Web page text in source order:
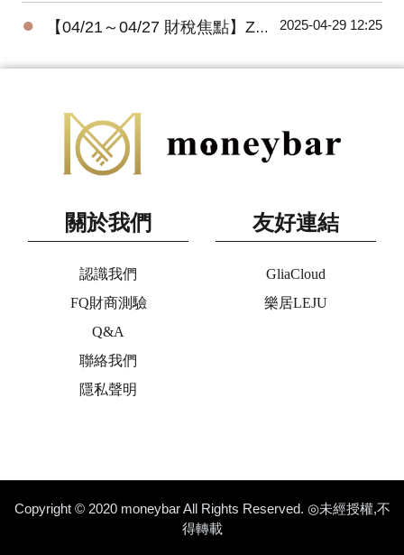
● 【04/21～04/27 財稅焦點】Zappos執行長謝家華喪生四年 爆出神秘遺囑 2025-04-29 12:25
關於我們
認識我們
FQ財商測驗
Q&A
聯絡我們
隱私聲明
友好連結
GliaCloud
樂居LEJU
Copyright © 2020 moneybar All Rights Reserved. ◎未經授權,不
得轉載